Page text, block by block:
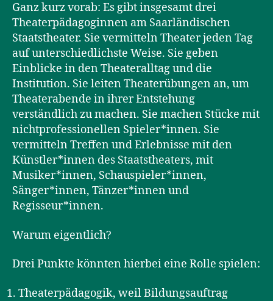
Ganz kurz vorab: Es gibt insgesamt drei
Theaterpädagoginnen am Saarländischen
Staatstheater. Sie vermitteln Theater jeden Tag
auf unterschiedlichste Weise. Sie geben
Einblicke in den Theateralltag und die
Institution. Sie leiten Theaterübungen an, um
Theaterabende in ihrer Entstehung
verständlich zu machen. Sie machen Stücke mit
nichtprofessionellen Spieler*innen. Sie
vermitteln Treffen und Erlebnisse mit den
Künstler*innen des Staatstheaters, mit
Musiker*innen, Schauspieler*innen,
Sänger*innen, Tänzer*innen und
Regisseur*innen.
Warum eigentlich?
Drei Punkte könnten hierbei eine Rolle spielen:
Theaterpädagogik, weil Bildungsauftrag